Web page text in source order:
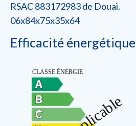
RSAC 883172983 de Douai.
06x84x75x35x64
Efficacité énergétique